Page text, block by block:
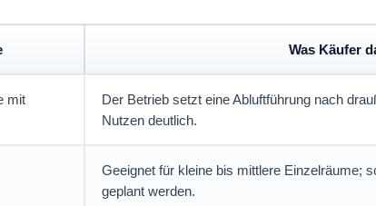
Was Käufer
mit
Der Betrieb setzt eine Abluftführung nach
Nutzen deutlich.
Geeignet für kleine bis mittlere Einzelräume;
geplant werden.